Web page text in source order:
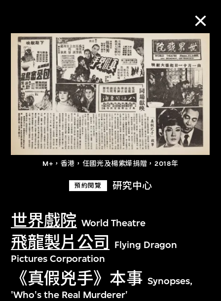
M+，香港，任國光及楊紫燁捐贈，2018年
預約閱覽 研究中心
世界戲院 World Theatre
飛龍製片公司
Flying Dragon
Pictures Corporation
《真假兇手》本事 Synopses,
'Who's the Real Murderer'
M+藏品
進一步篩選 搜索
關於M+藏品
探索世界頂級的二十及二十一世紀視覺